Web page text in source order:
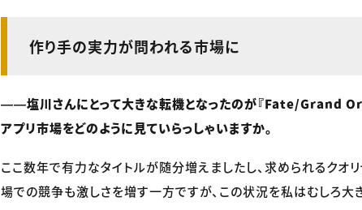
作り手の実力が問われる市場に
――塩川さんにとって大きな転機となったのが『Fate/Grand
アプリ市場をどのように見ていらっしゃいますか。
ここ数年で有力なタイトルが随分増えましたし、求められるクオ
場での競争も激しさを増す一方ですが、この状況を私はむしろ大